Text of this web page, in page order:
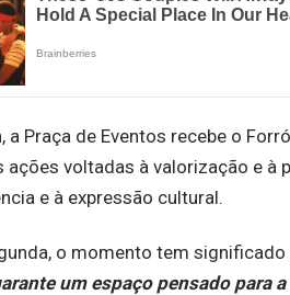
a Praça de Eventos recebe o
ações voltadas à valorização e
e à expressão cultural.
o momento tem
um espaço pensado para